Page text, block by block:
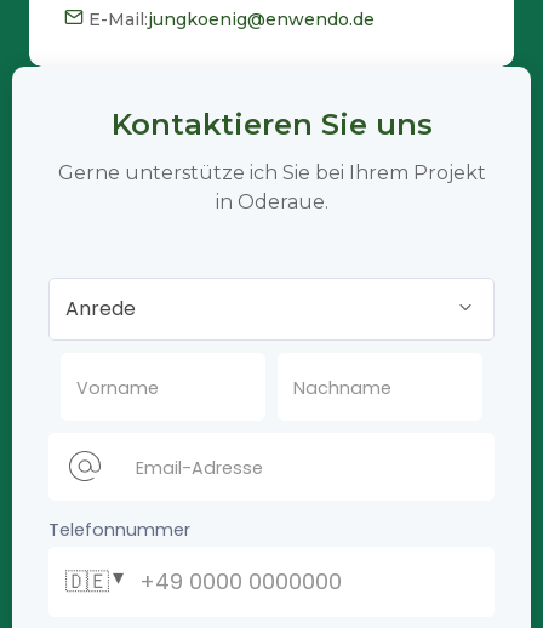
E-Mail:jungkoenig@enwendo.de
Kontaktieren Sie uns
Gerne unterstütze ich Sie bei Ihrem Projekt
in Oderaue.